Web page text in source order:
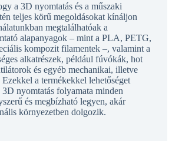
a 3D nyomtatás és a műszaki
teljes körű megoldásokat kínáljon
megtalálhatóak a
alapanyagok – mint a PLA, PETG,
kompozit filamentek –, valamint a
alkatrészek, például fúvókák, hot
és egyéb mechanikai, illetve
a termékekkel lehetőséget
nyomtatás folyamata minden
és megbízható legyen, akár
környezetben dolgozik.